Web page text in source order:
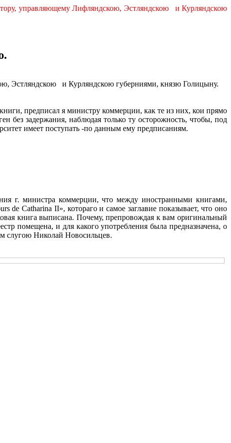
управляющему Лифляндскою, Эстляндскою
и Курляндскою
Эстляндскою и Курляндскою губерниями, князю Голицыну.
предписал я министру коммерции, как те из них, кои прямо
без задержания, наблюдая только ту осторожность, чтобы, под
имеет поступать -по данным ему предписаниям.
г. министра коммерции, что между иностранными книгами,
de Catharina II», котораго и самое заглавие показывает, что оно
книга выписана. Почему, препровождая к вам оригинальный
помещена, и для какого употребления была предназначена, о
слугою Николай Новосильцев.